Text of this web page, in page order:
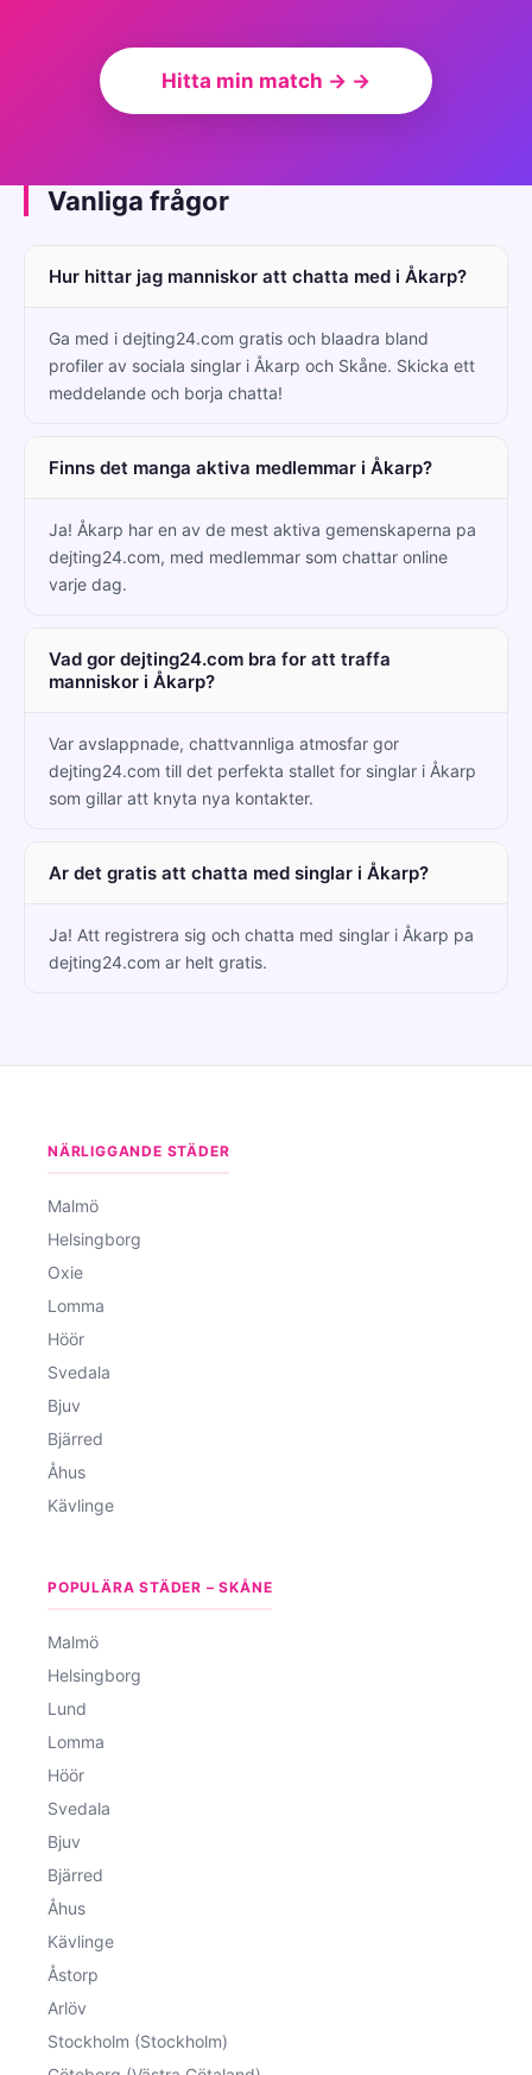
Hitta min match → →
Vanliga frågor
Hur hittar jag manniskor att chatta med i Åkarp?
Ga med i dejting24.com gratis och blaadra bland
profiler av sociala singlar i Åkarp och Skåne. Skicka ett
meddelande och borja chatta!
Finns det manga aktiva medlemmar i Åkarp?
Ja! Åkarp har en av de mest aktiva gemenskaperna pa
dejting24.com, med medlemmar som chattar online
varje dag.
Vad gor dejting24.com bra for att traffa
manniskor i Åkarp?
Var avslappnade, chattvannliga atmosfar gor
dejting24.com till det perfekta stallet for singlar i Åkarp
som gillar att knyta nya kontakter.
Ar det gratis att chatta med singlar i Åkarp?
Ja! Att registrera sig och chatta med singlar i Åkarp pa
dejting24.com ar helt gratis.
NÄRLIGGANDE STÄDER
Malmö
Helsingborg
Oxie
Lomma
Höör
Svedala
Bjuv
Bjärred
Åhus
Kävlinge
POPULÄRA STÄDER – SKÅNE
Malmö
Helsingborg
Lund
Lomma
Höör
Svedala
Bjuv
Bjärred
Åhus
Kävlinge
Åstorp
Arlöv
Stockholm (Stockholm)